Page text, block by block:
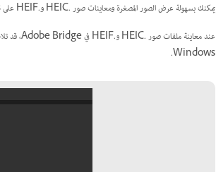
يمكنك بسهولة عرض الصور المصغرة ومعاينات صور .HEIC و.HEIF على Windows من خلال تنزيل وتثبيت امتدادات HEVC وHEIF من Microsoft Store.
عند معاينة ملفات صور .HEIC و.HEIF في Adobe Bridge، قد تلاحظ رسالة
Windows.